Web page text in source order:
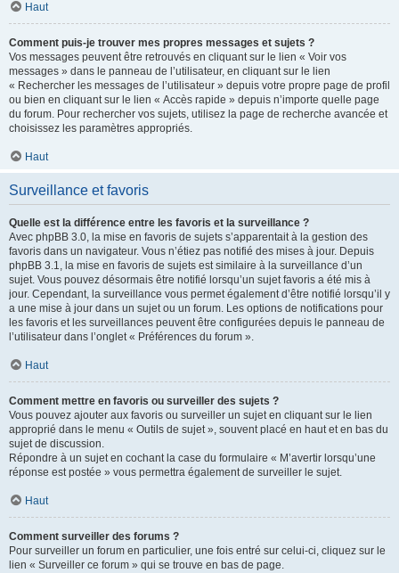
Haut
Comment puis-je trouver mes propres messages et sujets ?
Vos messages peuvent être retrouvés en cliquant sur le lien « Voir vos
messages » dans le panneau de l’utilisateur, en cliquant sur le lien
« Rechercher les messages de l’utilisateur » depuis votre propre page de profil
ou bien en cliquant sur le lien « Accès rapide » depuis n’importe quelle page
du forum. Pour rechercher vos sujets, utilisez la page de recherche avancée et
choisissez les paramètres appropriés.
Haut
Surveillance et favoris
Quelle est la différence entre les favoris et la surveillance ?
Avec phpBB 3.0, la mise en favoris de sujets s’apparentait à la gestion des
favoris dans un navigateur. Vous n’étiez pas notifié des mises à jour. Depuis
phpBB 3.1, la mise en favoris de sujets est similaire à la surveillance d’un
sujet. Vous pouvez désormais être notifié lorsqu’un sujet favoris a été mis à
jour. Cependant, la surveillance vous permet également d’être notifié lorsqu’il y
a une mise à jour dans un sujet ou un forum. Les options de notifications pour
les favoris et les surveillances peuvent être configurées depuis le panneau de
l’utilisateur dans l’onglet « Préférences du forum ».
Haut
Comment mettre en favoris ou surveiller des sujets ?
Vous pouvez ajouter aux favoris ou surveiller un sujet en cliquant sur le lien
approprié dans le menu « Outils de sujet », souvent placé en haut et en bas du
sujet de discussion.
Répondre à un sujet en cochant la case du formulaire « M’avertir lorsqu’une
réponse est postée » vous permettra également de surveiller le sujet.
Haut
Comment surveiller des forums ?
Pour surveiller un forum en particulier, une fois entré sur celui-ci, cliquez sur le
lien « Surveiller ce forum » qui se trouve en bas de page.